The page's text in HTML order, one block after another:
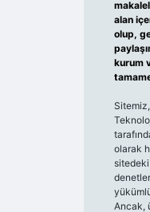
alan
olup,
kurum
olarak
Ancak,